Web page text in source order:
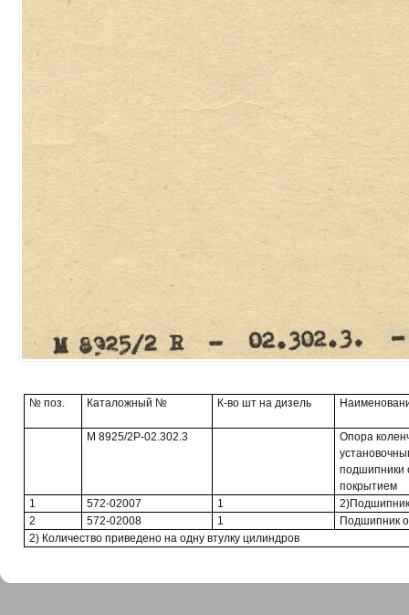
№ поз. Каталожный № К-во шт на дизель
М 8925/2Р-02.302.3
Опора
подшипники
покрытием
1
572-02007 1
2
572-02008 1
Подшипник
2) Количество приведено на одну втулку цилиндров